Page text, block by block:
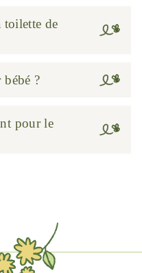
toilette de
?
pour le